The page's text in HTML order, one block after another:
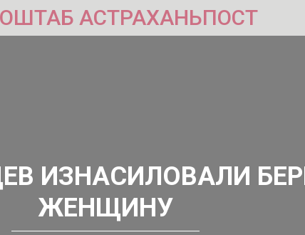
АСТРАХАНЬПОСТ
ИЗНАСИЛОВАЛИ
ЖЕНЩИНУ